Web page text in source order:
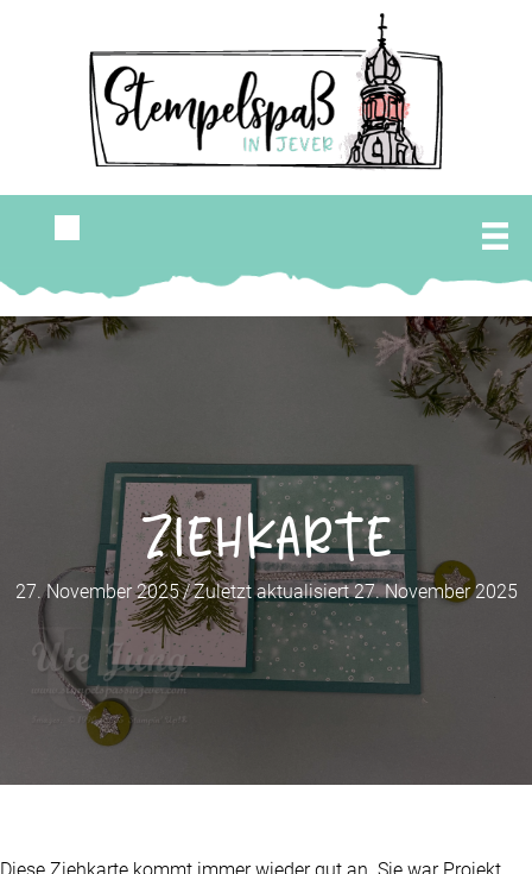
Ziehkarte
27. November 2025/Zuletzt aktualisiert 27. November 2025